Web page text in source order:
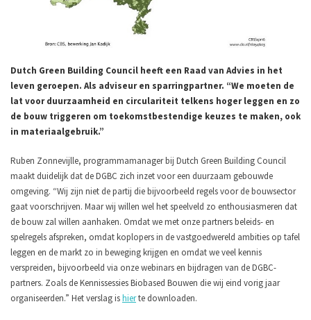
Dutch Green Building Council heeft een Raad van Advies in het
leven geroepen. Als adviseur en sparringpartner. “We moeten de
lat voor duurzaamheid en circulariteit telkens hoger leggen en zo
de bouw triggeren om toekomstbestendige keuzes te maken, ook
in materiaalgebruik.”
Ruben Zonnevijlle, programmamanager bij Dutch Green Building Council
maakt duidelijk dat de DGBC zich inzet voor een duurzaam gebouwde
omgeving. “Wij zijn niet de partij die bijvoorbeeld regels voor de bouwsector
gaat voorschrijven. Maar wij willen wel het speelveld zo enthousiasmeren dat
de bouw zal willen aanhaken. Omdat we met onze partners beleids- en
spelregels afspreken, omdat koplopers in de vastgoedwereld ambities op tafel
leggen en de markt zo in beweging krijgen en omdat we veel kennis
verspreiden, bijvoorbeeld via onze webinars en bijdragen van de DGBC-
partners. Zoals de Kennissessies Biobased Bouwen die wij eind vorig jaar
organiseerden.” Het verslag ishierte downloaden.